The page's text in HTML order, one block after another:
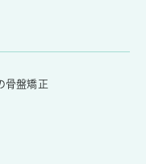
骨盤矯正